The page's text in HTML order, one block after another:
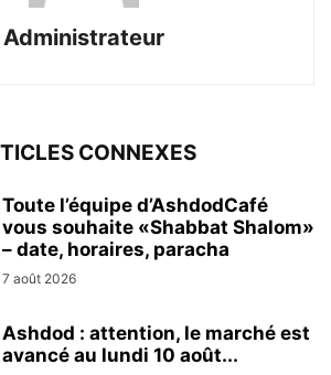
Administrateur
CONNEXES
Toute l’équipe d’AshdodCafé
vous souhaite «Shabbat Shalom»
– date, horaires, paracha
7 août 2026
Ashdod : attention, le marché est
avancé au lundi 10 août...